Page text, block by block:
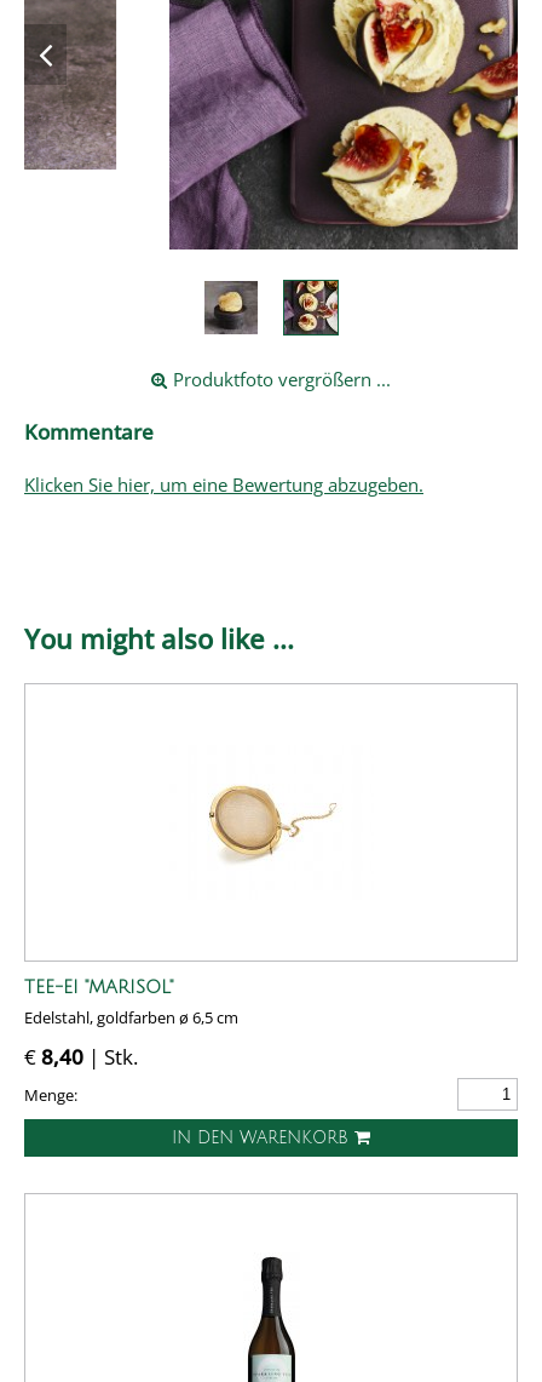
Produktfoto vergrößern ...
Kommentare
Klicken Sie hier, um eine Bewertung abzugeben.
You might also like ...
TEE-EI "MARISOL"
Edelstahl, goldfarben ø 6,5 cm
€8,40 | Stk.
Menge:
IN DEN WARENKORB